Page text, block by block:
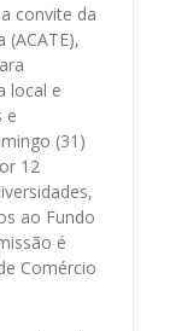
convite da
local e
e
(31)
12
ao Fundo
é
Comércio